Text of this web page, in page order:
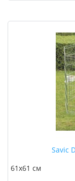
Savic
61x61 см